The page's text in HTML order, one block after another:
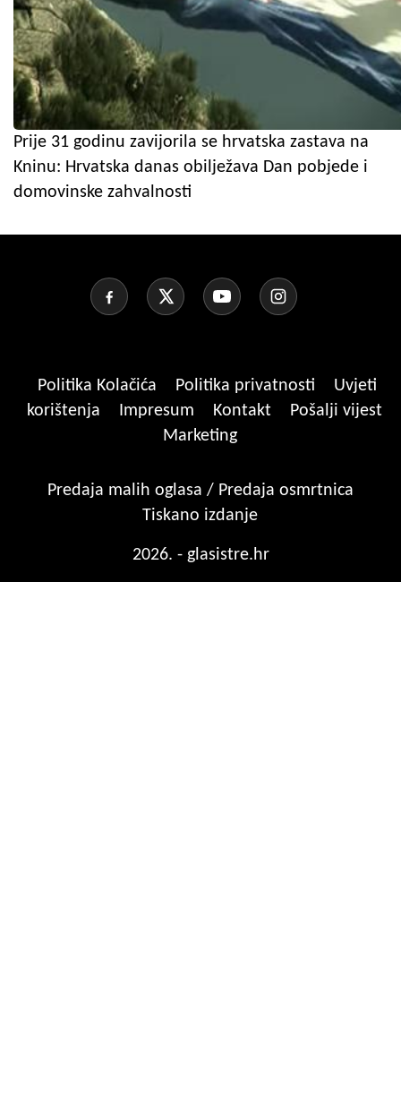
Prije 31 godinu zavijorila se hrvatska zastava na
Kninu: Hrvatska danas obilježava Dan pobjede i
domovinske zahvalnosti
Politika Kolačića Politika privatnosti
Uvjeti
korištenja
Impresum Kontakt
Pošalji vijest
Marketing
Predaja malih oglasa / Predaja osmrtnica
Tiskano izdanje
2026. - glasistre.hr